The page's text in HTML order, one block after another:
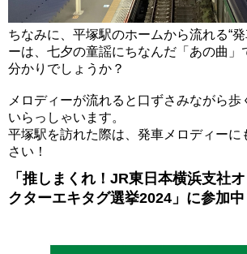
ちなみに、平塚駅のホームから流れる“
ーは、七夕の童謡にちなんだ「あの曲」
分かりでしょうか？
メロディーが流れると口ずさみながら歩
いらっしゃいます。
平塚駅を訪れた際は、発車メロディーに
さい！
「推しまくれ！JR東日本横浜支社
クターエキタグ選挙2024」に参加中